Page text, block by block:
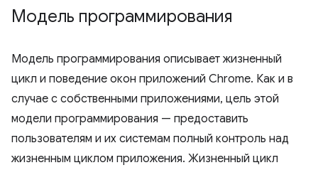
Модель программирования
Модель программирования описывает жизненный
цикл и поведение окон приложений Chrome. Как и в
случае с собственными приложениями, цель этой
модели программирования — предоставить
пользователям и их системам полный контроль над
жизненным циклом приложения. Жизненный цикл